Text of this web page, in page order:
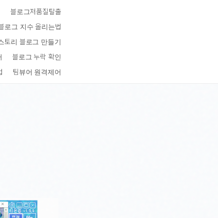
블로그저품질탈출
로그 지수 올리는법
토리 블로그 만들기
블로그 누락 확인
팀뷰어 원격제어